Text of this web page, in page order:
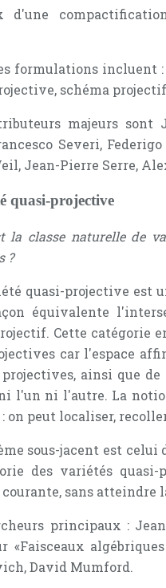
d'une
formulations incluent
schéma
majeurs sont
Severi,
Jean-Pierre Serre,
quasi-projective
la classe naturelle de
?
quasi-projective est
équivalente
Cette catégorie
car l'espace
ainsi que
l'un ni l'autre. La
on peut localiser,
sous-jacent est
des variétés
sans atteindre
principaux :
«Faisceaux
David Mumford.